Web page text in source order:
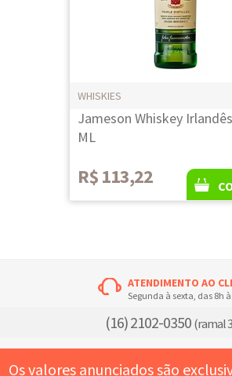
WHISKIES
Jameson Whiskey
ML
R$ 113,22
ATENDIMENTO AO
Segunda à sexta, das 8h
(16) 2102-0350(ramal
Os valores anunciados são